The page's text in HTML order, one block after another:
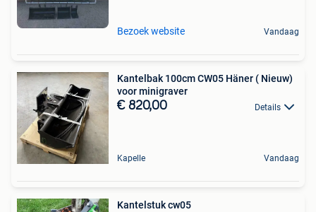
Bezoek website Vandaag
Kantelbak 100cm CW05 Häner ( Nieuw)
voor minigraver
€ 820,00 Details
Kapelle Vandaag
Kantelstuk cw05